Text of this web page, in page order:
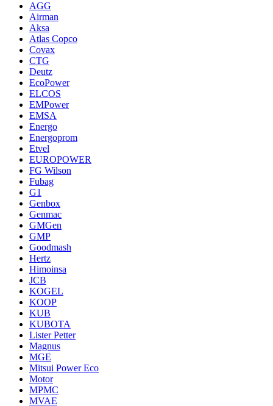
AGG
Airman
Aksa
Atlas Copco
Covax
CTG
Deutz
EcoPower
ELCOS
EMPower
EMSA
Energo
Energoprom
Etvel
EUROPOWER
FG Wilson
Fubag
G1
Genbox
Genmac
GMGen
GMP
Goodmash
Hertz
Himoinsa
JCB
KOGEL
KOOP
KUB
KUBOTA
Lister Petter
Magnus
MGE
Mitsui Power Eco
Motor
MPMC
MVAE